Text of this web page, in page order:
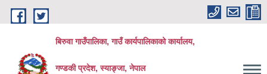
Skip to main content
बिरुवा गाउँपालिका, गाउँ कार्यपालिकाको कार्यालय,
गण्डकी प्रदेश, स्याङ्जा, नेपाल